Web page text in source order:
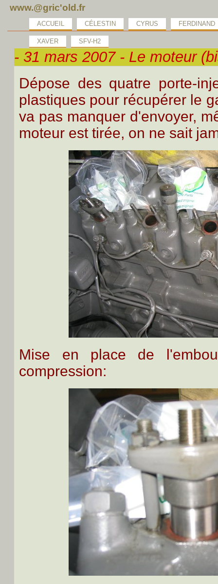
www.@gric'old.fr
ACCUEIL CÉLESTIN CYRUS FERDINAND
XAVER SFV-H2
- 31 mars 2007 - Le moteur
Dépose des quatre porte-
plastiques pour récupérer le
va pas manquer d'envoyer,
moteur est tirée, on ne sait
Mise en place de
compression: